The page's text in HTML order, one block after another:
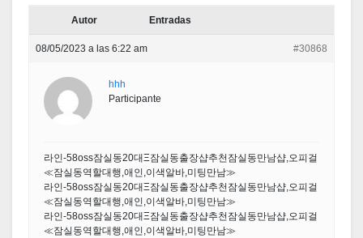
Autor Entradas
08/05/2023 a las 6:22 am #30868
hhh
Participante
라인-58oss잠실동20대Ξ잠실동출장샵추천잠실동만남샵,오피걸
≪잠실동역할대행,애인,이색알바,미팅만남≫
라인-58oss잠실동20대Ξ잠실동출장샵추천잠실동만남샵,오피걸
≪잠실동역할대행,애인,이색알바,미팅만남≫
라인-58oss잠실동20대Ξ잠실동출장샵추천잠실동만남샵,오피걸
≪잠실동역할대행,애인,이색알바,미팅만남≫